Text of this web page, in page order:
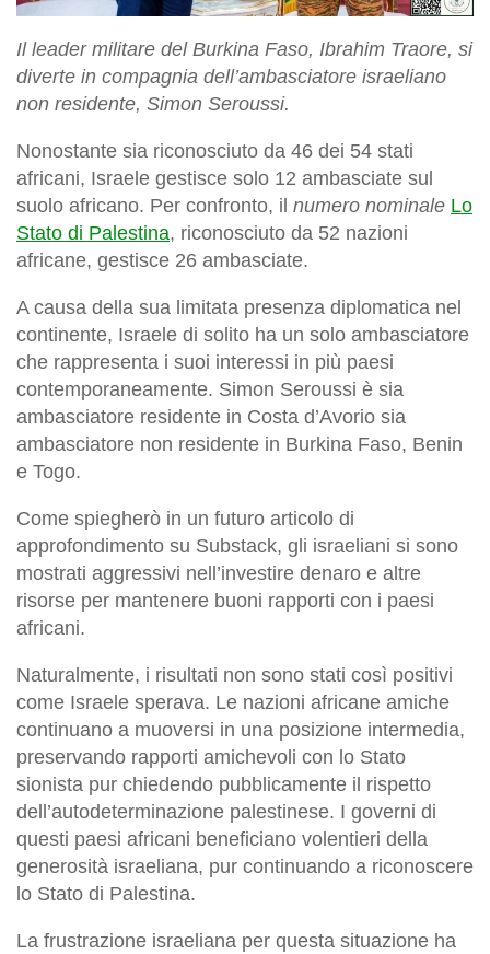
Il leader militare del Burkina Faso, Ibrahim Traore, si
diverte in compagnia dell’ambasciatore israeliano
non residente, Simon Seroussi.
Nonostante sia riconosciuto da 46 dei 54 stati
africani, Israele gestisce solo 12 ambasciate sul
suolo africano. Per confronto, il numero nominale Lo
Stato di Palestina, riconosciuto da 52 nazioni
africane, gestisce 26 ambasciate.
A causa della sua limitata presenza diplomatica nel
continente, Israele di solito ha un solo ambasciatore
che rappresenta i suoi interessi in più paesi
contemporaneamente. Simon Seroussi è sia
ambasciatore residente in Costa d’Avorio sia
ambasciatore non residente in Burkina Faso, Benin
e Togo.
Come spiegherò in un futuro articolo di
approfondimento su Substack, gli israeliani si sono
mostrati aggressivi nell’investire denaro e altre
risorse per mantenere buoni rapporti con i paesi
africani.
Naturalmente, i risultati non sono stati così positivi
come Israele sperava. Le nazioni africane amiche
continuano a muoversi in una posizione intermedia,
preservando rapporti amichevoli con lo Stato
sionista pur chiedendo pubblicamente il rispetto
dell’autodeterminazione palestinese. I governi di
questi paesi africani beneficiano volentieri della
generosità israeliana, pur continuando a riconoscere
lo Stato di Palestina.
La frustrazione israeliana per questa situazione ha